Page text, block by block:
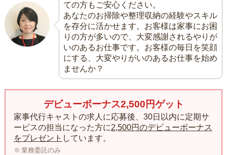
ての方もご安心ください。
あなたのお掃除や整理収納の経験やスキル
を存分に活かせます。お客様は家事にお困
りの方が多いので、大変感謝されるやりが
いのあるお仕事です。お客様の毎日を笑顔
にする、大変やりがいのあるお仕事を始め
ませんか？
デビューボーナス2,500円ゲット
家事代行キャストの求人に応募後、30日以内に定期サ
ービスの担当になった方に2,500円のデビューボーナス
をプレゼント しています。
業務委託のみ